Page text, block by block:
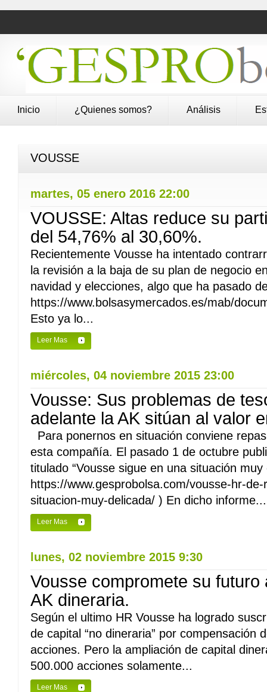
Inicio ¿Quienes somos? Análisis
VOUSSE
martes, 05 enero 2016 22:00
VOUSSE: Altas reduce su
del 54,76% al 30,60%.
Recientemente Vousse ha intentado
la revisión a la baja de su plan de negocio
navidad y elecciones, algo que ha pasado
https://www.bolsasymercados.es/mab/
Esto ya lo...
Leer Mas
miércoles, 04 noviembre 2015 23:00
Vousse: Sus problemas de
adelante la AK sitúan al valor
Para ponernos en situación conviene
esta compañía. El pasado 1 de octubre
titulado “Vousse sigue en una situación
https://www.gesprobolsa.com/vousse-hr-
situacion-muy-delicada/ ) En dicho informe...
Leer Mas
lunes, 02 noviembre 2015 9:30
Vousse compromete su
AK dineraria.
Según el ultimo HR Vousse ha logrado
de capital “no dineraria” por compensación
acciones. Pero la ampliación de capital
500.000 acciones solamente...
Leer Mas